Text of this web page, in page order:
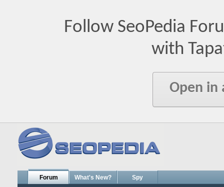
Follow SeoPedia
with
Open in
Forum What's New? Spy